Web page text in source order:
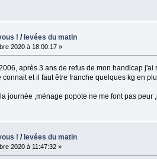
! / levées du matin
2020 à 18:00:17 »
après 3 ans de refus de mon handicap
connait et il faut être franche quelques kg en
journée ,ménage popote ne me font pas
! / levées du matin
2020 à 11:47:32 »